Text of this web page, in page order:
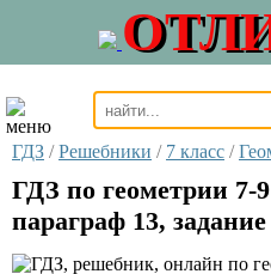
ГДЗ / Решебники / 7 класс /
ГДЗ по геометрии 7-
параграф 13,